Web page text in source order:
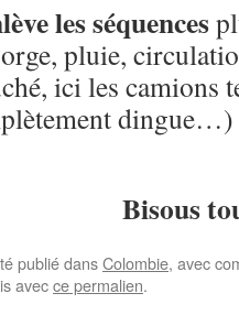
les séquences
pluie,
ici les camions
dingue…)
Bisous
publié dansColombie, avec
avecce permalien.